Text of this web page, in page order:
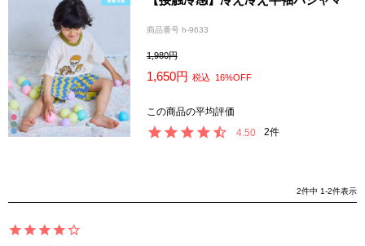
商品番号 h-9633
1,980
1,650 税込 16%OFF
4.50 2
2件中 1-2件表示